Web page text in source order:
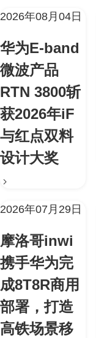
2026年08月04日
华为E-band
微波产品
RTN 3800斩
获2026年iF
与红点双料
设计大奖
2026年07月29日
摩洛哥inwi
携手华为完
成8T8R商用
部署，打造
高铁场景移